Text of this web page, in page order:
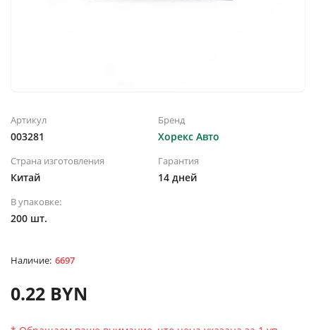
Артикул
003281
Бренд
Хорекс Авто
Страна изготовления
Китай
Гарантия
14 дней
В упаковке:
200 шт.
6697
0.22 BYN